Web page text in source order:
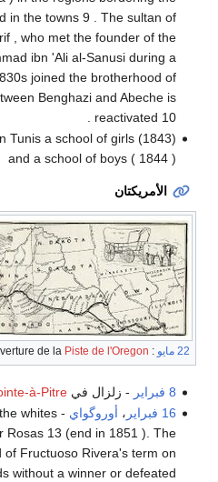
in the towns 9 . The sultan of
, who met the founder of the
ibn 'Ali al-Sanusi during a
joined the brotherhood of
Benghazi and Abeche is
reactivated 10 .
Tunis a school of girls (1843)
and a school of boys ( 1844 )
الأمريكتان
22 مايو : ouverture de la
Piste de l'Oregon
8 فبراير - زلزال فيà-Pitre
16 فبراير
، أوروگواي
whites
Rosas 13 (end in 1851 ). The
Fructuoso Rivera's term on
without a winner or defeated